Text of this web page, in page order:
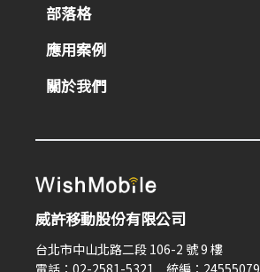
部落格
應用案例
關於我們
威許移動股份有限公司
台北市中山北路二段 106-2 號 9 樓
電話：02-2581-5321 統編：24555079